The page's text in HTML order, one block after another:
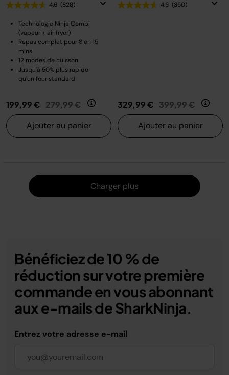
4.6 (828)
Technologie Ninja Combi
(vapeur + air fryer)
Repas complet pour 8 en 15
mins
12 modes de cuisson
Jusqu'à 50% plus rapide
qu'un four standard
199,99 € Prix réduit de
279,99 € au
Ajouter au panier
4.6 (350)
329,99 € Prix réduit de
399,99 € au
Ajouter au panier
Charger plus
Bénéficiez de 10 % de
réduction sur votre première
commande en vous abonnant
aux e-mails de SharkNinja.
Entrez votre adresse e-mail